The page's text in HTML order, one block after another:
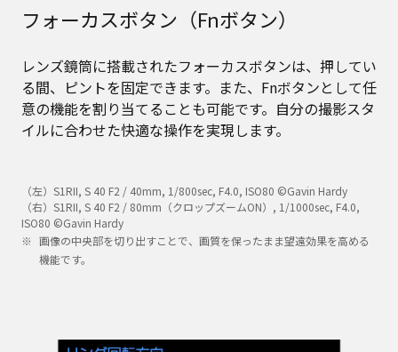
フォーカスボタン（Fnボタン）
レンズ鏡筒に搭載されたフォーカスボタンは、押してい
る間、ピントを固定できます。また、Fnボタンとして任
意の機能を割り当てることも可能です。自分の撮影スタ
イルに合わせた快適な操作を実現します。
（左）S1RII, S 40 F2 / 40mm, 1/800sec, F4.0, ISO80 ©Gavin Hardy
（右）S1RII, S 40 F2 / 80mm（クロップズームON）, 1/1000sec, F4.0,
ISO80 ©Gavin Hardy
画像の中央部を切り出すことで、画質を保ったまま望遠効果を高める
機能です。